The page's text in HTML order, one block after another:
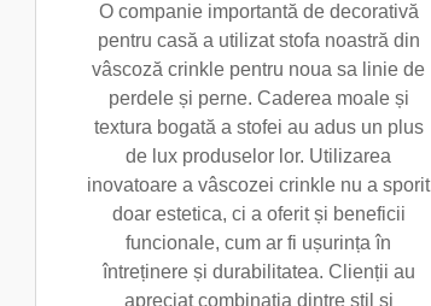
O companie importantă de decorativă
pentru casă a utilizat stofa noastră din
vâscoză crinkle pentru noua sa linie de
perdele și perne. Caderea moale și
textura bogată a stofei au adus un plus
de lux produselor lor. Utilizarea
inovatoare a vâscozei crinkle nu a sporit
doar estetica, ci a oferit și beneficii
funcionale, cum ar fi ușurința în
întreținere și durabilitatea. Clienții au
apreciat combinația dintre stil și